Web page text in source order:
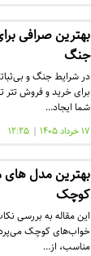
بهترین صرافی
جنگ
در شرایط جنگ و
برای خرید و فروش تتر
شما ایجاد…
۱۷ خرداد ۱۴۰۵ | ۱۲:۲۵
بهترین مدل‌ های
کوچک
این مقاله به بررسی
خواب‌های کوچک
مناسب، از…